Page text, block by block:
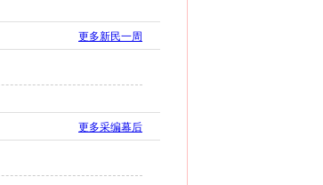
更多新民一周
更多采编幕后